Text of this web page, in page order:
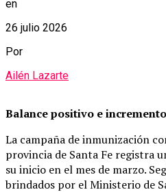
en
26 julio 2026
Por
Ailén Lazarte
Balance positivo e
La campaña de inmunización
provincia de Santa Fe registra
su inicio en el mes de marzo.
brindados por el Ministerio de